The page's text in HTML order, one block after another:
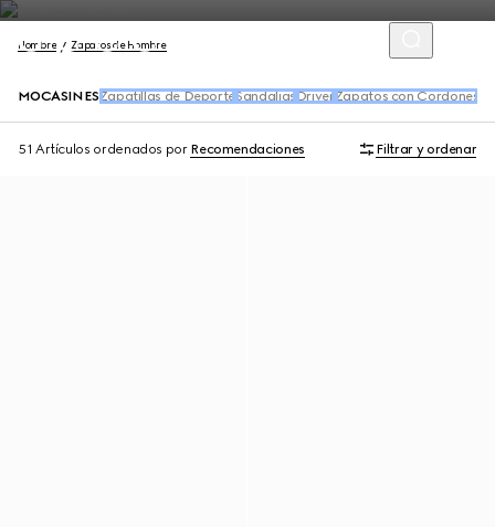
Hombre Zapatos de Hombre
MOCASINES Zapatillas de Deporte Sandalias Driver Zapatos con Cordones
51 Artículos ordenados por Recomendaciones Filtrar y ordenar